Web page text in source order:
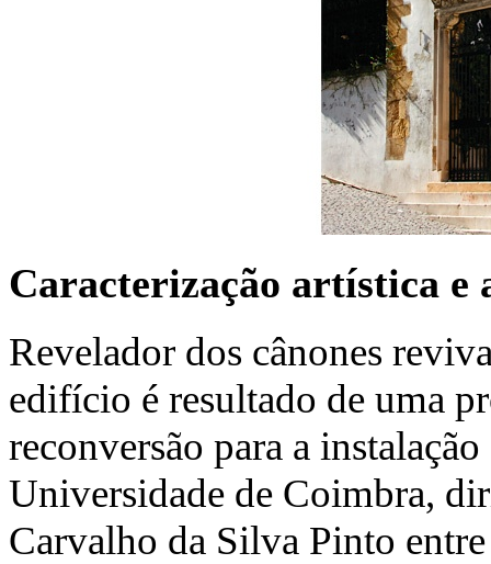
Caracterização artística e
Revelador dos cânones
edifício é resultado de uma
reconversão para a
Universidade de Coimbra,
Carvalho da Silva Pinto